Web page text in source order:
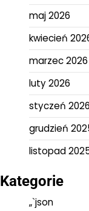
maj 2026
kwiecień
marzec 2026
luty 2026
styczeń 2026
grudzień
listopad
Kategorie
„`json